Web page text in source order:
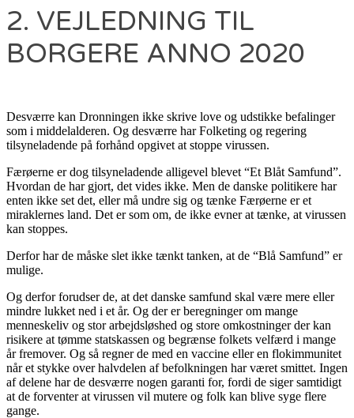
2. VEJLEDNING TIL
BORGERE ANNO 2020
Desværre kan Dronningen ikke skrive love og udstikke befalinger
som i middelalderen. Og desværre har Folketing og regering
tilsyneladende på forhånd opgivet at stoppe virussen.
Færøerne er dog tilsyneladende alligevel blevet “Et Blåt Samfund”.
Hvordan de har gjort, det vides ikke. Men de danske politikere har
enten ikke set det, eller må undre sig og tænke Færøerne er et
miraklernes land. Det er som om, de ikke evner at tænke, at virussen
kan stoppes.
Derfor har de måske slet ikke tænkt tanken, at de “Blå Samfund” er
mulige.
Og derfor forudser de, at det danske samfund skal være mere eller
mindre lukket ned i et år. Og der er beregninger om mange
menneskeliv og stor arbejdsløshed og store omkostninger der kan
risikere at tømme statskassen og begrænse folkets velfærd i mange
år fremover. Og så regner de med en vaccine eller en flokimmunitet
når et stykke over halvdelen af befolkningen har været smittet. Ingen
af delene har de desværre nogen garanti for, fordi de siger samtidigt
at de forventer at virussen vil mutere og folk kan blive syge flere
gange.